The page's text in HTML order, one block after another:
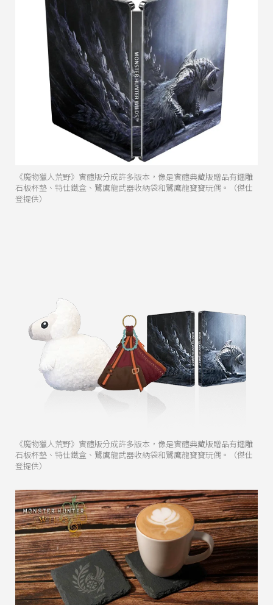
《魔物獵人荒野》實體版分成許多版本，像是實體典藏版贈品有鐳雕
石板杯墊、特仕鐵盒、鷺鷹龍武器收納袋和鷺鷹龍寶寶玩偶。（傑仕
登提供）
《魔物獵人荒野》實體版分成許多版本，像是實體典藏版贈品有鐳雕
石板杯墊、特仕鐵盒、鷺鷹龍武器收納袋和鷺鷹龍寶寶玩偶。（傑仕
登提供）